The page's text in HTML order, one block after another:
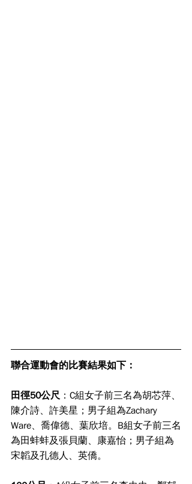
聯合運動會的比賽結果如下：
田徑50公尺 ：C組女子前三名為胡芯萍、
陳介詩、許美星；男子組為Zachary
Ware、喬偉德、葉欣培。B組女子前三名
為田蚌蚌及張貝蘭、康嘉怡；男子組為
宋韜及孔德人、英僑。